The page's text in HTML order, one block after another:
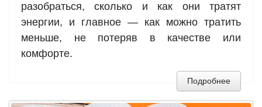
разобраться, сколько и как они тратят
энергии, и главное — как можно тратить
меньше, не потеряв в качестве или
комфорте.
Подробнее